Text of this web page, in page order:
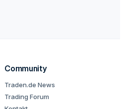
Community
Traden.de News
Trading Forum